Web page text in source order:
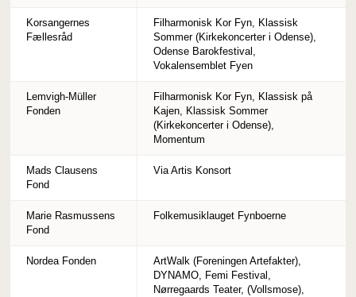
Korsangernes
Fællesråd
Filharmonisk Kor Fyn, Klassisk
Sommer (Kirkekoncerter i Odense),
Odense Barokfestival,
Vokalensemblet Fyen
Lemvigh-Müller
Fonden
Filharmonisk Kor Fyn, Klassisk på
Kajen, Klassisk Sommer
(Kirkekoncerter i Odense),
Momentum
Mads Clausens
Fond
Via Artis Konsort
Marie Rasmussens
Fond
Folkemusiklauget Fynboerne
Nordea Fonden
ArtWalk (Foreningen Artefakter),
DYNAMO, Femi Festival,
Nørregaards Teater, (Vollsmose),